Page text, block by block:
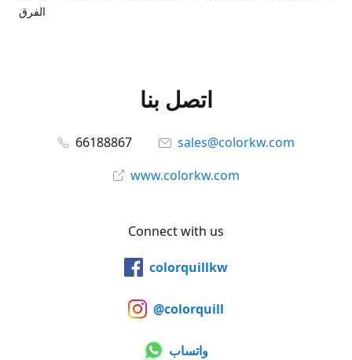
الفرق
اتصل بنا
66188867
sales@colorkw.com
www.colorkw.com
Connect with us
colorquillkw
@colorquill
واتساب